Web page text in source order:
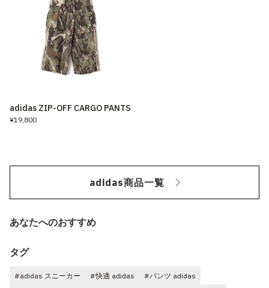
adidas ZIP-OFF CARGO PANTS
¥19,800
adidas商品一覧
あなたへのおすすめ
タグ
#adidas スニーカー #快適 adidas #パンツ adidas